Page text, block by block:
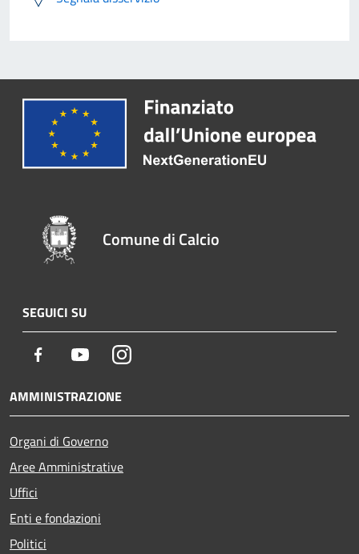
Comune di Calcio
SEGUICI SU
Facebook YoutubeInstagram
AMMINISTRAZIONE
Organi di Governo
Aree Amministrative
Uffici
Enti e fondazioni
Politici